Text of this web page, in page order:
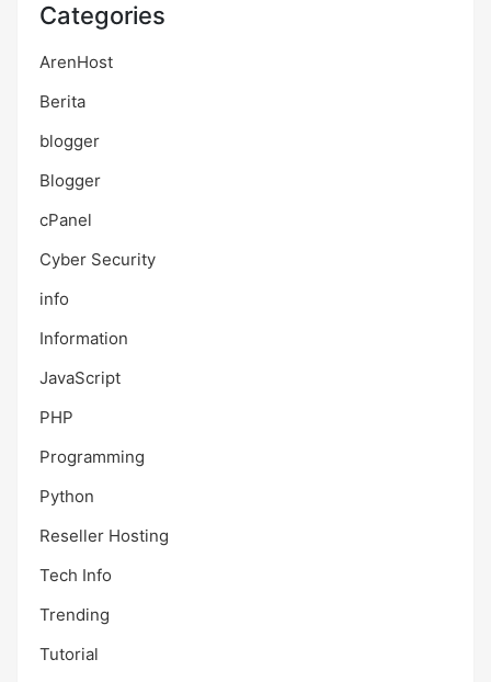
Categories
ArenHost
Berita
blogger
Blogger
cPanel
Cyber Security
info
Information
JavaScript
PHP
Programming
Python
Reseller Hosting
Tech Info
Trending
Tutorial